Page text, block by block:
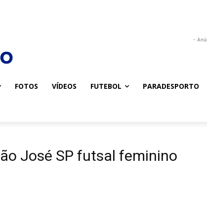
-
FOTOS VÍDEOS FUTEBOL PARADESPORTO
José SP futsal feminino